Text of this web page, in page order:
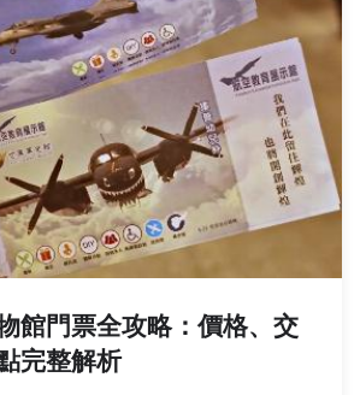
館門票全攻略：價格、交
完整解析